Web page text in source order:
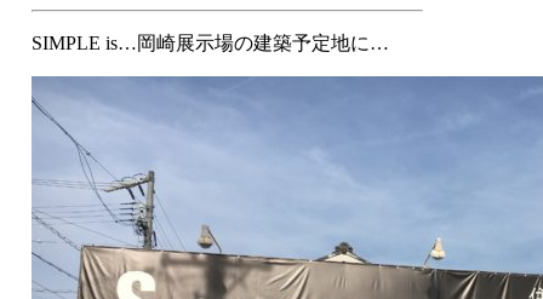
SIMPLE is…岡崎展示場の建築予定地に…